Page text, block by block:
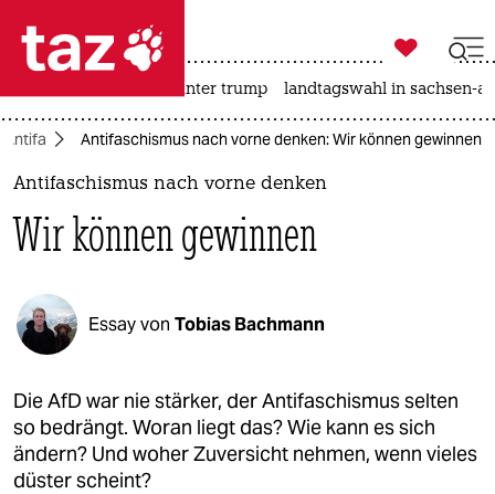
 taz zahl ich
taz zahl ich
politik
öko
gesellschaft
kultur
sport

taz zahl ich
usa unter trump landtagswahl in sachsen-
Antifa Antifaschismus nach vorne denken: Wir können gewinnen
Antifaschismus nach vorne denken
Wir können gewinnen
Essay von Tobias Bachmann
Die AfD war nie stärker, der Antifaschismus selten
so bedrängt. Woran liegt das? Wie kann es sich
ändern? Und woher Zuversicht nehmen, wenn vieles
düster scheint?